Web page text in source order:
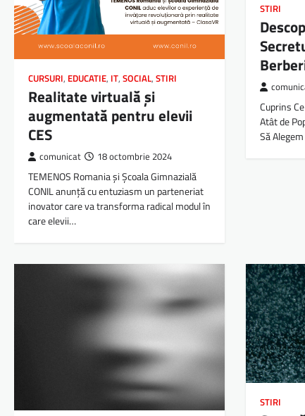
CURSURI, EDUCATIE, IT, SOCIAL, STIRI
Realitate virtuală și
augmentată pentru elevii
CES
comunicat 18 octombrie 2024
TEMENOS Romania și Școala Gimnazială
CONIL anunță cu entuziasm un parteneriat
inovator care va transforma radical modul în
care elevii…
STIRI
Cuprins
Atât de
Să
STIRI